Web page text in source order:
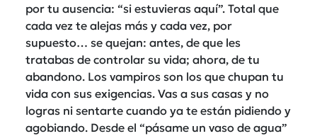
por tu ausencia: “si estuvieras aquí”. Total que
cada vez te alejas más y cada vez, por
supuesto… se quejan: antes, de que les
tratabas de controlar su vida; ahora, de tu
abandono. Los vampiros son los que chupan tu
vida con sus exigencias. Vas a sus casas y no
logras ni sentarte cuando ya te están pidiendo y
agobiando. Desde el “pásame un vaso de agua”